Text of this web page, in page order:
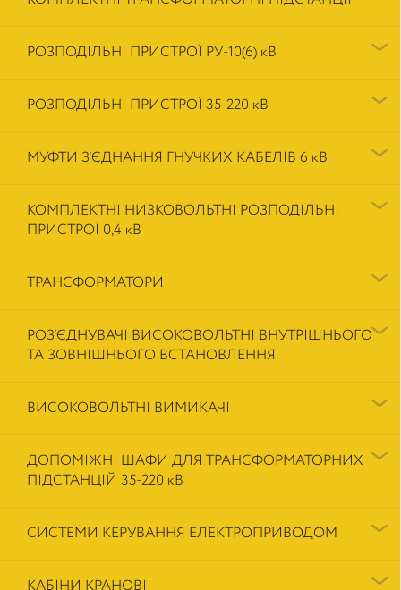
РОЗПОДІЛЬНІ ПРИСТРОЇ РУ-10(6) кВ
РОЗПОДІЛЬНІ ПРИСТРОЇ 35-220 кВ
МУФТИ З’ЄДНАННЯ ГНУЧКИХ КАБЕЛІВ 6 кВ
КОМПЛЕКТНІ НИЗКОВОЛЬТНІ РОЗПОДІЛЬНІ
ПРИСТРОЇ 0,4 кВ
ТРАНСФОРМАТОРИ
РОЗ’ЄДНУВАЧІ ВИСОКОВОЛЬТНІ ВНУТРІШНЬОГО
ТА ЗОВНІШНЬОГО ВСТАНОВЛЕННЯ
ВИСОКОВОЛЬТНІ ВИМИКАЧІ
ДОПОМІЖНІ ШАФИ ДЛЯ ТРАНСФОРМАТОРНИХ
ПІДСТАНЦІЙ 35-220 кВ
СИСТЕМИ КЕРУВАННЯ ЕЛЕКТРОПРИВОДОМ
КАБІНИ КРАНОВІ